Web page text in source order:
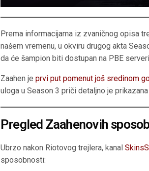
P
l
a
y
Prema informacijama iz zvaničnog opisa
našem vremenu, u okviru drugog akta
da će šampion biti dostupan na PBE
Zaahen jeprvi put pomenut još sredinom
uloga u Season 3 priči detaljno je
Pregled Zaahenovih
Ubrzo nakon Riotovog trejlera, kanal
sposobnosti: